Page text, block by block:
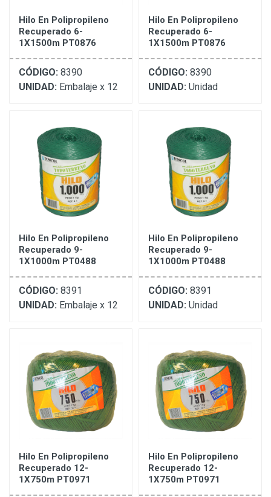
Hilo En Polipropileno
Recuperado 6-
1X1500m PT0876
CÓDIGO: 8390
UNIDAD: Embalaje x 12
Hilo En Polipropileno
Recuperado 6-
1X1500m PT0876
CÓDIGO: 8390
UNIDAD: Unidad
Hilo En Polipropileno
Recuperado 9-
1X1000m PT0488
CÓDIGO: 8391
UNIDAD: Embalaje x 12
Hilo En Polipropileno
Recuperado 9-
1X1000m PT0488
CÓDIGO: 8391
UNIDAD: Unidad
Hilo En Polipropileno
Recuperado 12-
1X750m PT0971
Hilo En Polipropileno
Recuperado 12-
1X750m PT0971